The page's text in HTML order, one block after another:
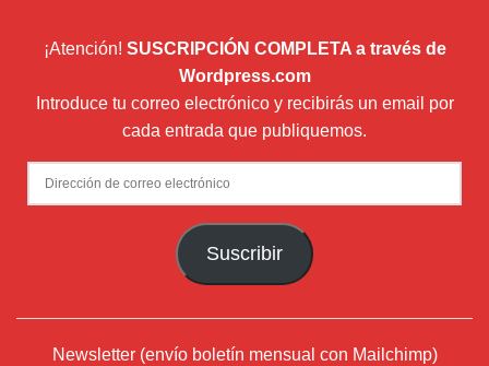
¡Atención! SUSCRIPCIÓN COMPLETA a través de
Wordpress.com
Introduce tu correo electrónico y recibirás un email por
cada entrada que publiquemos.
Dirección
de
Suscribir
Newsletter (envío boletín mensual con Mailchimp)